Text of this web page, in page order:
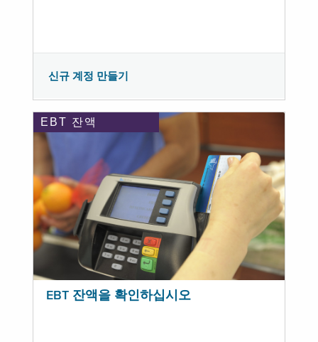
신규 계정 만들기
EBT 잔액
EBT 잔액을 확인하십시오